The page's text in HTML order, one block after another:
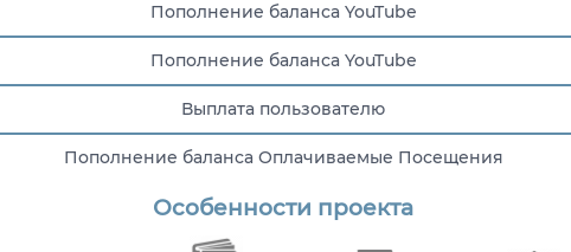
Пополнение баланса YouTube
Пополнение баланса YouTube
Выплата пользователю
Пополнение баланса Оплачиваемые Посещения
Получил оплату за задание
Особенности проекта